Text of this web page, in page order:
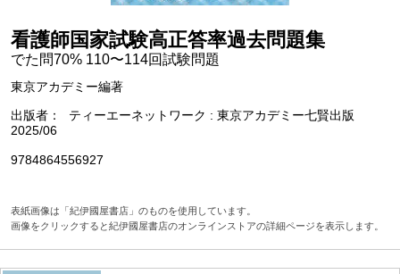
看護師国家試験高正答率過去問題集
でた問70% 110〜114回試験問題
東京アカデミー編著
出版者
ティーエーネットワーク : 東京アカデミー七賢出版
2025/06
9784864556927
表紙画像は「紀伊國屋書店」のものを使用しています。
画像をクリックすると紀伊國屋書店のオンラインストアの詳細ページを表示します。